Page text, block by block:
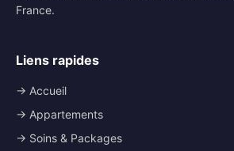
France.
Liens rapides
→ Accueil
→ Appartements
→ Soins & Packages